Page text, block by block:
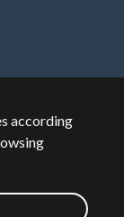
according